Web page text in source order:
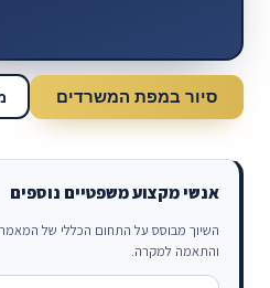
סיור במפת המשרדים
אנשי מקצוע משפטיים נוספים
השיוך מבוסס על התחום הכללי של המאמר
והתאמה למקרה.